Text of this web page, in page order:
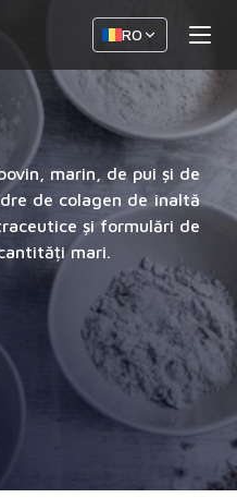
RO
marin, de pui și de
de colagen de înaltă
și formulări de
mari.